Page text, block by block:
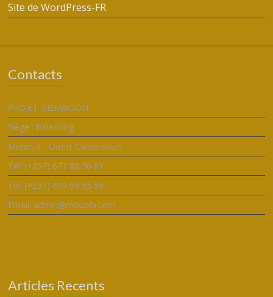
Site de WordPress-FR
Contacts
PROJET GIEMBOON
Siège : Balessing
Menoua - Ouest Camerooun
Tél: (+237) 677 80 30 81
Tél: (+237) 699 99 95 58
Email: admin@mouola.com
Articles Recents